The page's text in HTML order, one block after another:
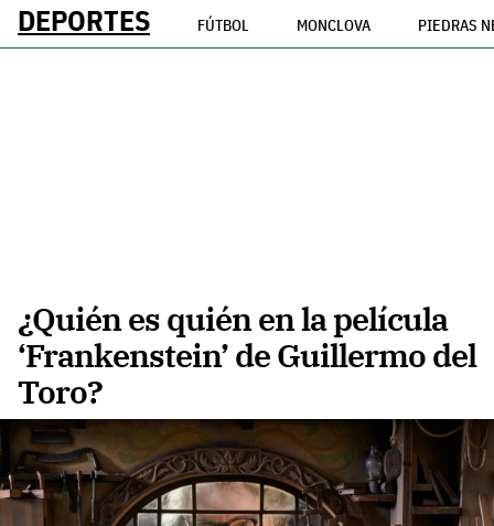
DEPORTES FÚTBOL MONCLOVA PIEDRAS
¿Quién es quién en la película
‘Frankenstein’ de Guillermo del
Toro?